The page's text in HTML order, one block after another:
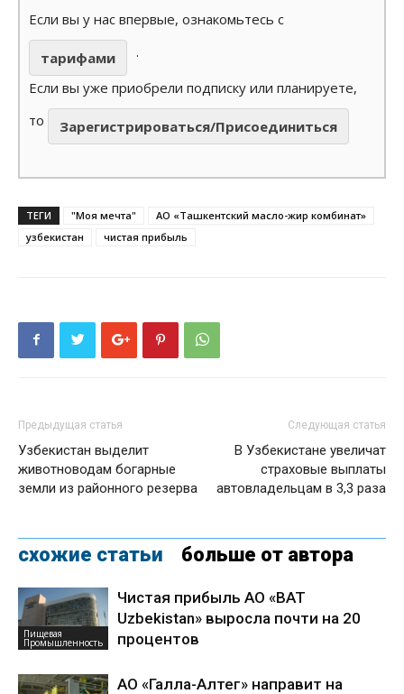
Если вы у нас впервые, ознакомьтесь с
тарифами
.
Если вы уже приобрели подписку или планируете,
то
Зарегистрироваться/Присоединиться
ТЕГИ "Моя мечта"
АО «Ташкентский масло-жир комбинат»
узбекистан
чистая прибыль
Предыдущая статья
Узбекистан выделит
животноводам богарные
земли из районного резерва
Следующая статья
В Узбекистане увеличат
страховые выплаты
автовладельцам в 3,3 раза
схожие статьи больше от автора
Пищевая
Промышленность
Чистая прибыль АО «BAT
Uzbekistan» выросла почти на 20
процентов
АО «Галла-Алтег» направит на